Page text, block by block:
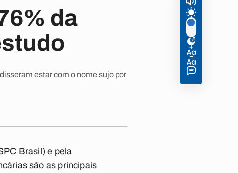
da
estar com o nome sujo por
Brasil) e pela
são as principais